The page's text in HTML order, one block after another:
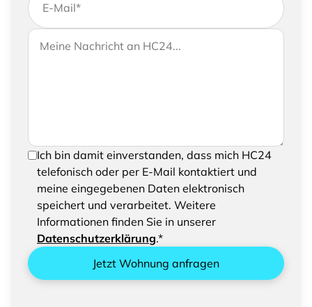
E-Mail*
Wenn Sie uns weitere Informationen zukommen
lassen möchten, können Sie Ihrer Anfrage gerne
Ihre Nachricht an HC24
Um Ihre Anfrage senden zu können, bestätigen
Sie bitte das Speichern und Verarbeiten Ihrer
eingegebenen Daten
Ich bin damit einverstanden, dass mich HC24
telefonisch oder per E-Mail kontaktiert und
meine eingegebenen Daten elektronisch
speichert und verarbeitet. Weitere
Informationen finden Sie in unserer
Datenschutzerklärung.*
Jetzt Wohnung anfragen